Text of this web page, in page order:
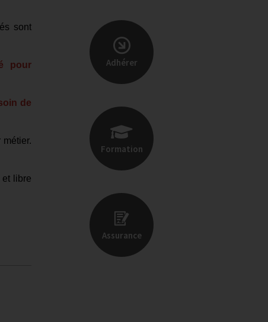
sont
pour
de
métier.
et libre
Adhérer
Formation
Assurance